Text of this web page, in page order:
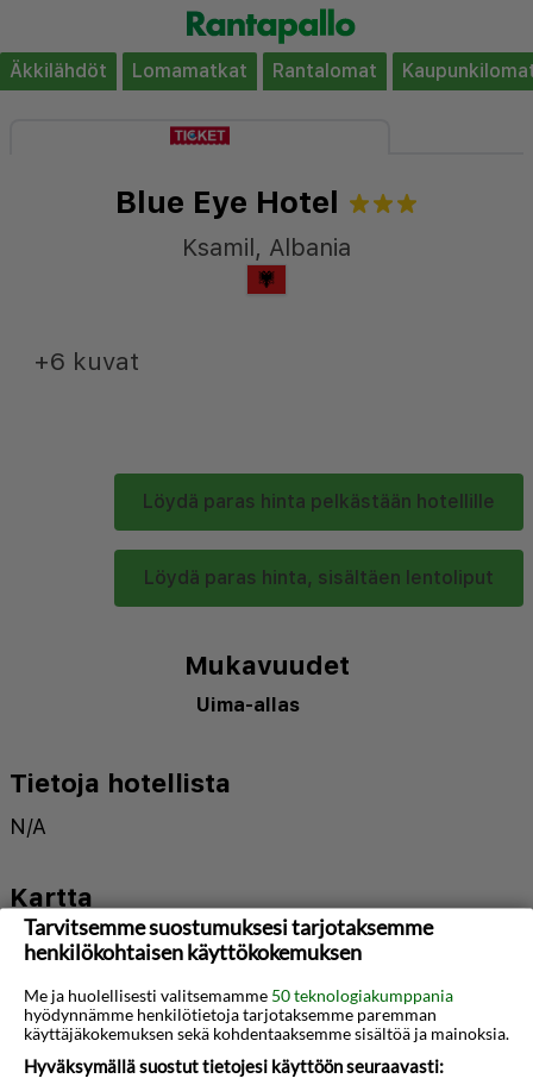
Äkkilähdöt Lomamatkat Rantalomat
Blue Eye Hotel
Ksamil, Albania
Löydä paras hinta pelkästään hotellille
Löydä paras hinta, sisältäen lentoliput
+6 kuvat
Mukavuudet
Uima-allas
Tietoja hotellista
N/A
Kartta
Tarvitsemme suostumuksesi tarjotaksemme
henkilökohtaisen käyttökokemuksen
Me ja huolellisesti valitsemamme 50 teknologiakumppania
hyödynnämme henkilötietoja tarjotaksemme paremman
käyttäjäkokemuksen sekä kohdentaaksemme sisältöä ja mainoksia.
Hyväksymällä suostut tietojesi käyttöön seuraavasti: